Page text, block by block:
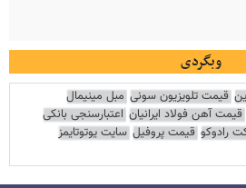
وبگردی
قیمت تلویزیون سونی مبل مینیمال
قیمت آهن فولاد ایرانیان اعتبارسنجی بانکی
رادوکو قیمت پروفیل سایت یوتوتایمز